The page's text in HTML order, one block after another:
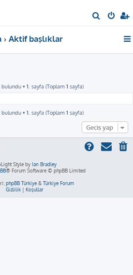
r
Aktif başlıklar
bulundu • 1 . sayfa (Toplam 1 sayfa)
bulundu • 1 . sayfa (Toplam 1 sayfa)
Geçiş yap
Style by Ian Bradley
® Forum Software © phpBB Limited
phpBB Türkiye& Türkiye Forum
Gizlilik | Koşullar